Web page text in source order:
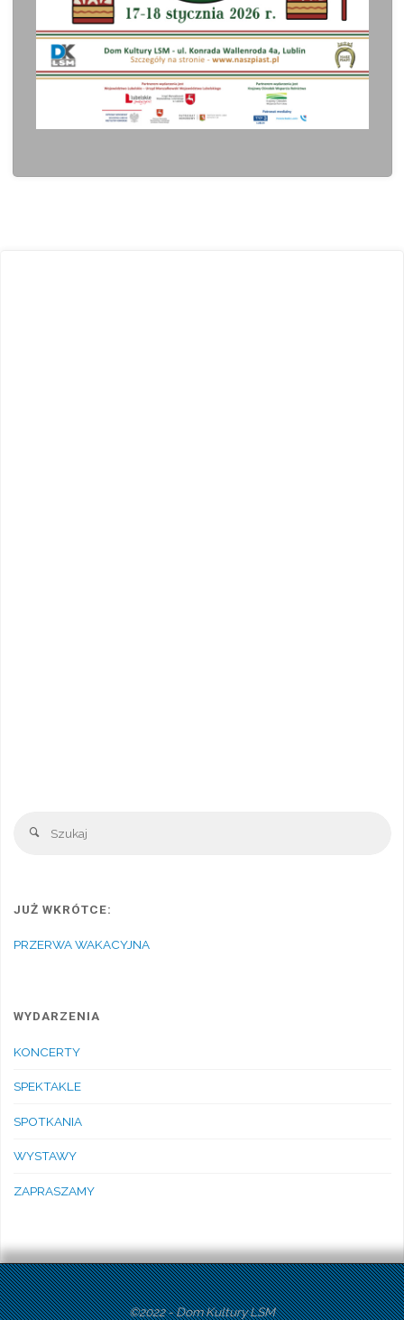
Szukaj
JUŻ WKRÓTCE:
PRZERWA WAKACYJNA
WYDARZENIA
KONCERTY
SPEKTAKLE
SPOTKANIA
WYSTAWY
ZAPRASZAMY
©2022 - Dom Kultury LSM